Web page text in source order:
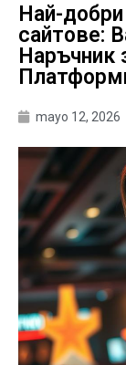
Най-добри
сайтове:
Наръчник
mayo 12, 2026